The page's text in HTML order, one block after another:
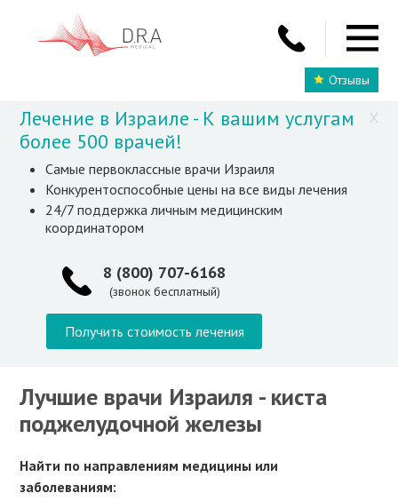
Отзывы
X
Лечение в Израиле - К вашим услугам
более 500 врачей!
Самые первоклассные врачи Израиля
Конкурентоспособные цены на все виды лечения
24/7 поддержка личным медицинским
координатором
8 (800) 707-6168
(звонок бесплатный)
Получить стоимость лечения
Лучшие врачи Израиля - киста
поджелудочной железы
Найти по направлениям медицины или
заболеваниям: